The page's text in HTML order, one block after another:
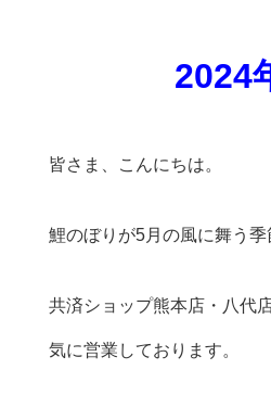
2024
皆さま、こんにちは。
鯉のぼりが5月の風に舞う季
共済ショップ熊本店・八代
気に営業しております。